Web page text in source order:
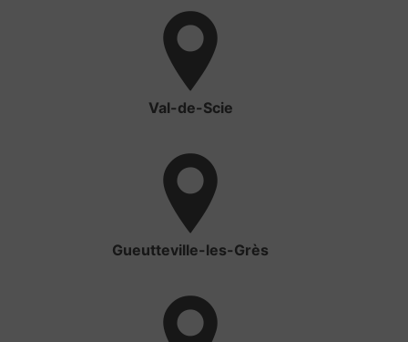
Val-de-Scie
Gueutteville-les-Grès